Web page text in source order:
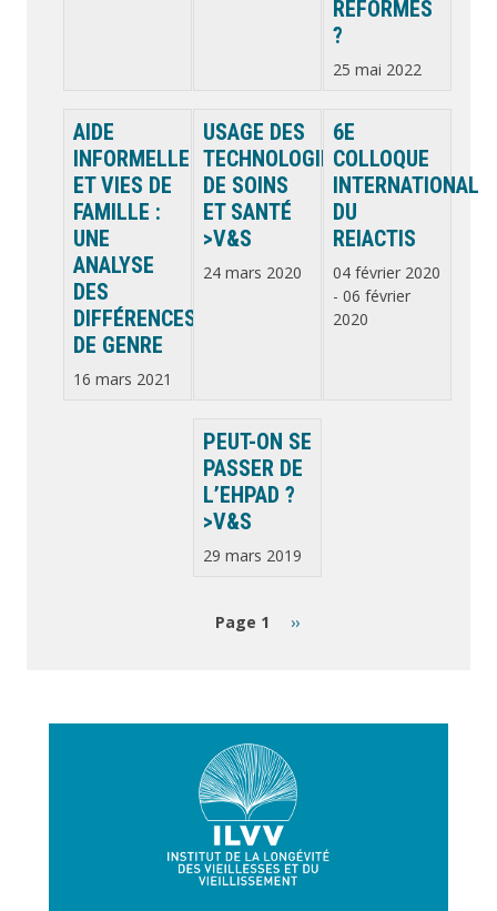
RÉFORMES
?
25 mai 2022
AIDE
INFORMELLE
ET VIES DE
FAMILLE :
UNE
ANALYSE
DES
DIFFÉRENCES
DE GENRE
16 mars 2021
USAGE DES
TECHNOLOGIES
DE SOINS
ET SANTÉ
>V&S
24 mars 2020
6E
COLLOQUE
INTERNATIONAL
DU
REIACTIS
04 février 2020
-06 février
2020
PEUT-ON SE
PASSER DE
L’EHPAD ?
>V&S
29 mars 2019
Page 1
Page
››